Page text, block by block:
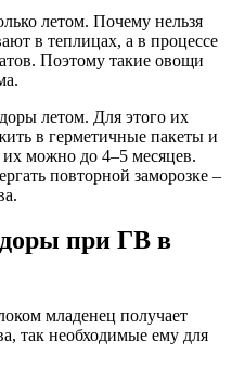
летом. Почему нельзя
в теплицах, а в процессе
Поэтому такие овощи
летом. Для этого их
в герметичные пакеты и
можно до 4–5 месяцев.
повторной заморозке –
при ГВ в
младенец получает
так необходимые ему для